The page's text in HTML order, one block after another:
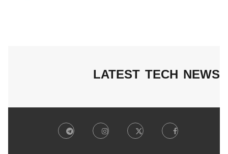
LATEST TECH NEWS